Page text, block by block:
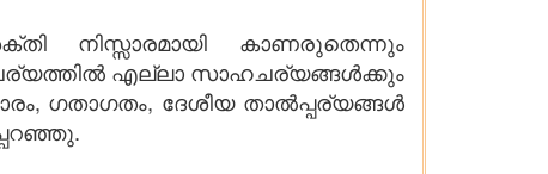
നിസ്സാരമായി കാണരുതെന്നും
എല്ലാ സാഹചര്യങ്ങൾക്കും
ഗതാഗതം, ദേശീയ താൽപ്പര്യങ്ങൾ